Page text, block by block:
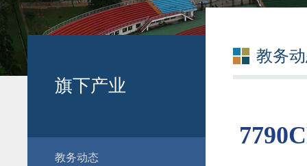
旗下产业
教务动态
教务